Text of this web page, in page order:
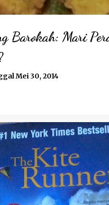
Barokah: Mari
Mei 30, 2014